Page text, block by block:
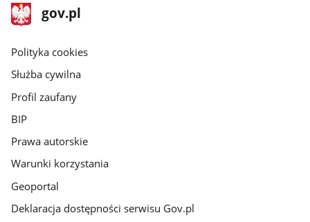
stopka
gov.pl
Strona
gov.pl
gov.pl
Polityka cookies
Służba cywilna
Profil zaufany
BIP
Prawa autorskie
Warunki korzystania
Geoportal
Deklaracja dostępności serwisu Gov.pl